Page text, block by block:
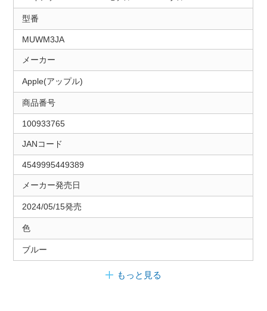
型番
MUWM3JA
メーカー
Apple(アップル)
商品番号
100933765
JANコード
4549995449389
メーカー発売日
2024/05/15発売
色
ブルー
もっと見る